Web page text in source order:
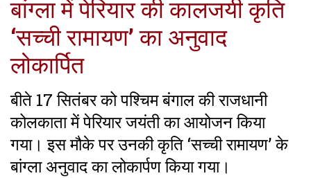
बांग्ला में पेरियार की कालजयी कृति
‘सच्ची रामायण’ का अनुवाद
लोकार्पित
बीते 17 सितंबर को पश्चिम बंगाल की राजधानी
कोलकाता में पेरियार जयंती का आयोजन किया
गया। इस मौके पर उनकी कृति ‘सच्ची रामायण’ के
बांग्ला अनुवाद का लोकार्पण किया गया।